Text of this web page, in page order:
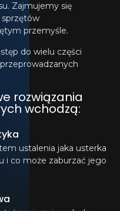
Zajmujemy się
przemyśle.
do wielu części
rozwiązania
wchodzą:
ustalenia jaka usterka
i co może zaburzać jego